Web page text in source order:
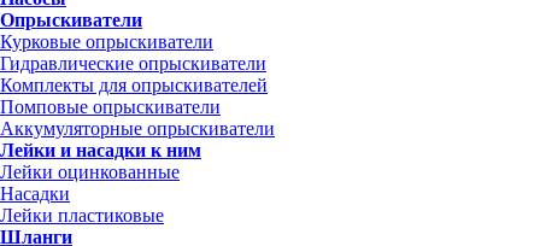
Опрыскиватели
Курковые опрыскиватели
Гидравлические опрыскиватели
Комплекты для опрыскивателей
Помповые опрыскиватели
Аккумуляторные опрыскиватели
Лейки и насадки к ним
Лейки оцинкованные
Насадки
Лейки пластиковые
Шланги